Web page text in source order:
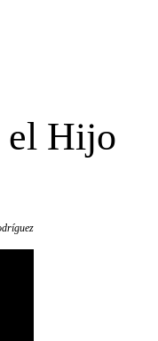
el Hijo